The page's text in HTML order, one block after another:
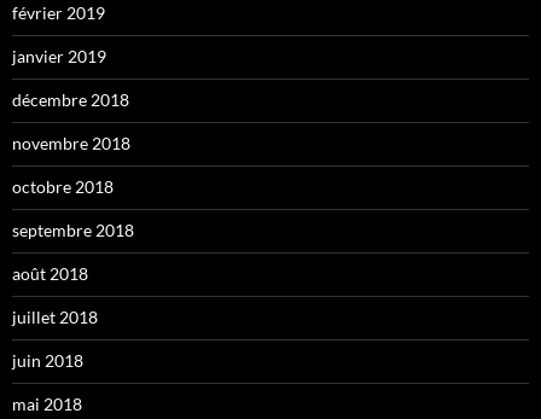
février 2019
janvier 2019
décembre 2018
novembre 2018
octobre 2018
septembre 2018
août 2018
juillet 2018
juin 2018
mai 2018